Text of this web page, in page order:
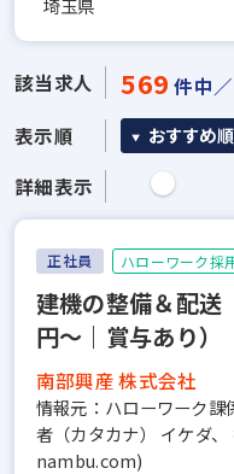
埼玉県
該当求人 569 件中／
表示順
おすすめ順
詳細表示
正社員 ハローワーク採
建機の整備＆配送
円～｜賞与あり）
南部興産 株式会社
情報元：ハローワーク課
者（カタカナ） イケダ
nambu.com)